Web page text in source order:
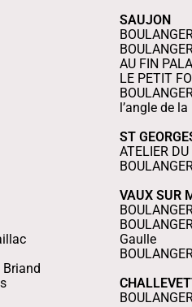
Briand
SAUJON
AU FIN
LE PETIT
l’angle de la
ST
ATELIER
VAUX SUR
Gaulle